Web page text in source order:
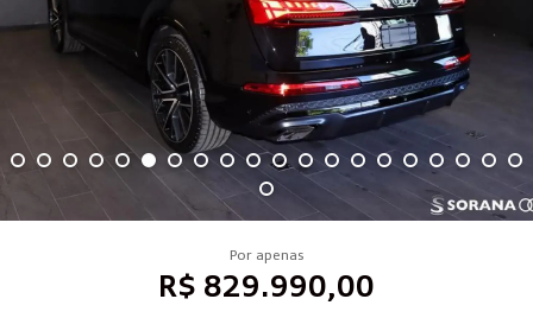
Por apenas
R$ 829.990,00